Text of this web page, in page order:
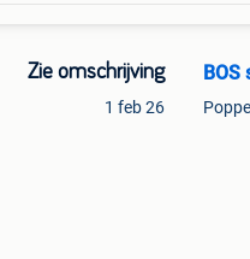
Zie omschrijving
1 feb 26
BOS
Poppel